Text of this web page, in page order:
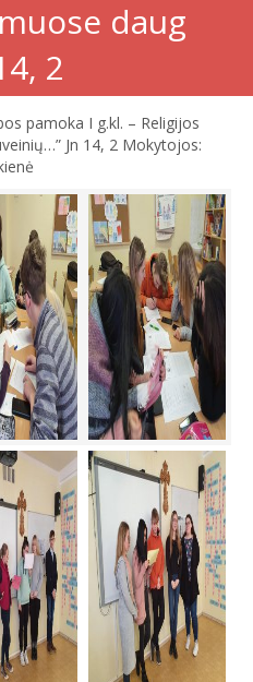
daug
2
pamoka I g.kl. – Religijos
Jn 14, 2 Mokytojos: